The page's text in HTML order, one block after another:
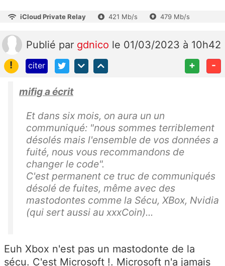
iCloud Private Relay 421 Mb/s 479 Mb/s
Publié par gdnico le 01/03/2023 à 10h42
!
citer + -
mifig a écrit
Et dans six mois, on aura un un
communiqué: "nous sommes terriblement
désolés mais l'ensemble de vos données a
fuité, nous vous recommandons de
changer le code".
C'est permanent ce truc de communiqués
désolé de fuites, même avec des
mastodontes comme la Sécu, XBox, Nvidia
(qui sert aussi au xxxCoin)...
Euh Xbox n'est pas un mastodonte de la
sécu. C'est Microsoft !. Microsoft n'a jamais